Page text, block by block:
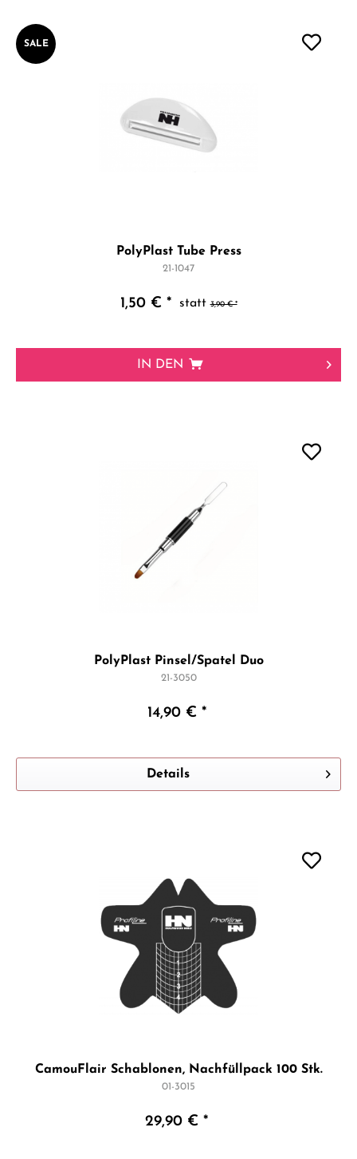
SALE
PolyPlast Tube Press
21-1047
1,50 € * 3,90 € *
IN DEN
PolyPlast Pinsel/Spatel Duo
21-3050
14,90 € *
Details
CamouFlair Schablonen, Nachfüllpack 100 Stk.
01-3015
29,90 € *